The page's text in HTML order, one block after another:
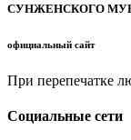
СУНЖЕНСКОГО
официальный сайт
При перепечатке
Социальные сети